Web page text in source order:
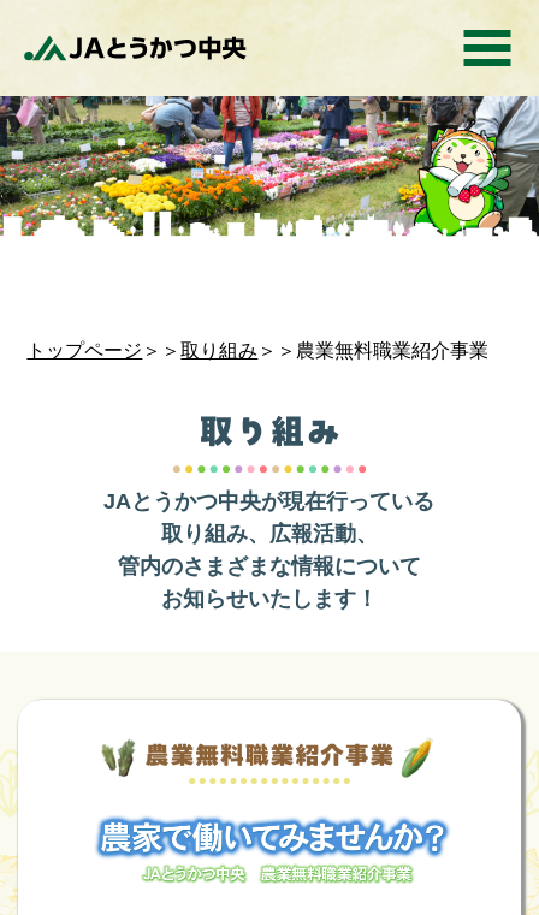
トップページ ＞＞取り組み ＞＞農業無料職業紹介事業
JAとうかつ中央が現在行っている
取り組み、広報活動、
管内のさまざまな情報について
お知らせいたします！